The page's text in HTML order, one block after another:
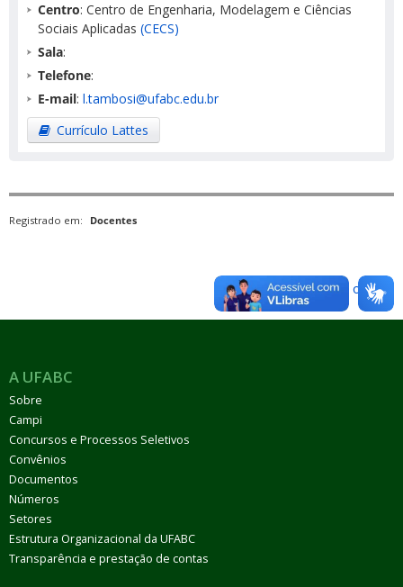
Centro: Centro de Engenharia, Modelagem e Ciências
Sociais Aplicadas (CECS)
Sala:
Telefone:
E-mail: l.tambosi@ufabc.edu.br
Currículo Lattes
Registrado em: Docentes
Voltar para o topo
A UFABC
Sobre
Campi
Concursos e Processos Seletivos
Convênios
Documentos
Números
Setores
Estrutura Organizacional da UFABC
Transparência e prestação de contas